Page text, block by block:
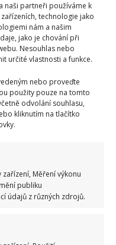
naši partneři používáme k
technologie jako
nám a našim
jako je chování při
Nesouhlas nebo
určité vlastnosti a funkce.
nebo proveďte
použity pouze na tomto
odvolání souhlasu,
kliknutím na tlačítko
Měření výkonu
publiku
údajů z různých zdrojů.